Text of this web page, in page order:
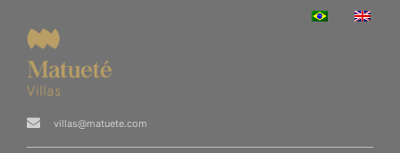
villas@matuete.com